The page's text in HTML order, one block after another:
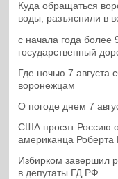
Куда обращаться
воды, разъяснили в
с начала года более
государственный
Где ночью 7 августа
воронежцам
О погоде днем 7
США просят Россию
американца Роберта
Избирком завершил
в депутаты ГД РФ